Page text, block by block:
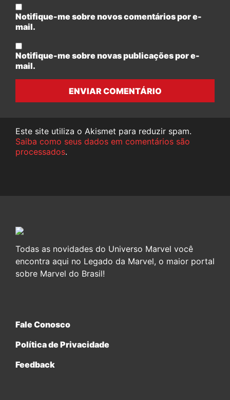
Notifique-me sobre novos comentários por e-
mail.
Notifique-me sobre novas publicações por e-
mail.
ENVIAR COMENTÁRIO
Este site utiliza o Akismet para reduzir spam.
Saiba como seus dados em comentários são
processados.
Todas as novidades do Universo Marvel você
encontra aqui no Legado da Marvel, o maior portal
sobre Marvel do Brasil!
Fale Conosco
Política de Privacidade
Feedback